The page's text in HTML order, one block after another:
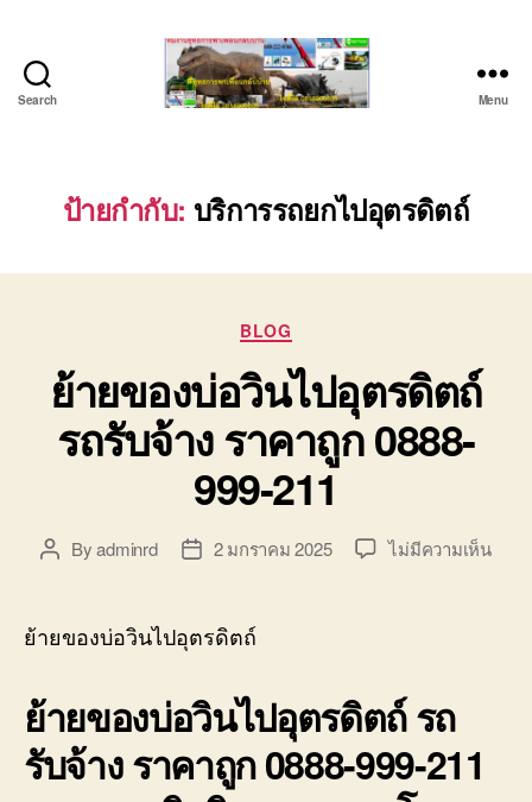
Search
เครื่องจักร
ระยอง
(บริษัท
พาณิชย์
บริการ
รถยก
รถ
รับจ้าง
ใน
เขต
บ่อ
วิน
Menu
ป้ายกำกับ: บริการรถยกไปอุตรดิตถ์
Categories
BLOG
ย้ายของบ่อวินไปอุตรดิตถ์
รถรับจ้าง ราคาถูก 0888-
999-211
PostByadminrd
Post2 มกราคม 2025 ไม่มีความเห็นบน
ย้ายของบ่อวินไปอุตรดิตถ์
ย้ายของบ่อวินไปอุตรดิตถ์ รถ
รับจ้าง ราคาถูก 0888-999-211